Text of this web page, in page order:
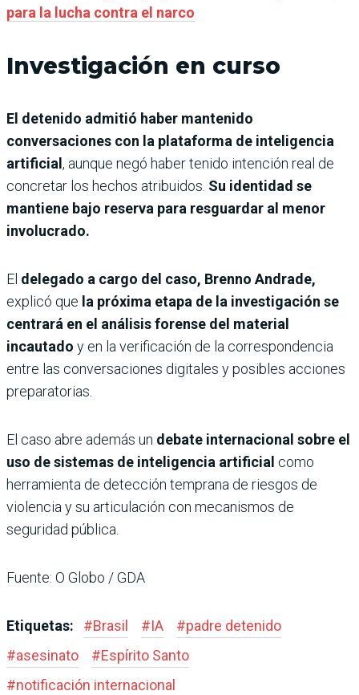
para la lucha contra el narco
Investigación en curso
El detenido admitió haber mantenido
conversaciones con la plataforma de inteligencia
artificial , aunque negó haber tenido intención real de
concretar los hechos atribuidos. Su identidad se
mantiene bajo reserva para resguardar al menor
involucrado.
El delegado a cargo del caso, Brenno Andrade,
explicó que la próxima etapa de la investigación se
centrará en el análisis forense del material
incautado y en la verificación de la correspondencia
entre las conversaciones digitales y posibles acciones
preparatorias.
El caso abre además un debate internacional sobre el
uso de sistemas de inteligencia artificial como
herramienta de detección temprana de riesgos de
violencia y su articulación con mecanismos de
seguridad pública.
Fuente: O Globo / GDA
Etiquetas: #Brasil #IA #padre detenido
#asesinato #Espírito Santo
#notificación internacional